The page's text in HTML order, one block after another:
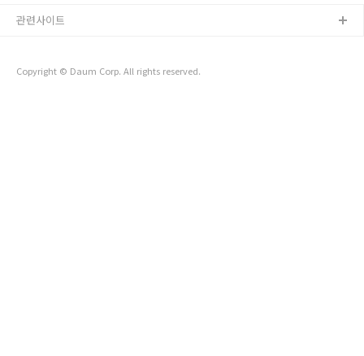
5,000원 빵 2,000원 차이 (차) 1,000원 강릉역에서 조금만 걸
페..
Copyright © Daum Corp. All rights reserved.
관련사이트